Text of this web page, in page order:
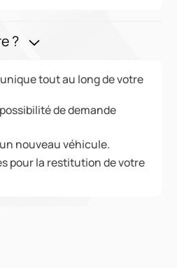
?
tout au long de votre
de demande
nouveau véhicule.
pour la restitution de votre